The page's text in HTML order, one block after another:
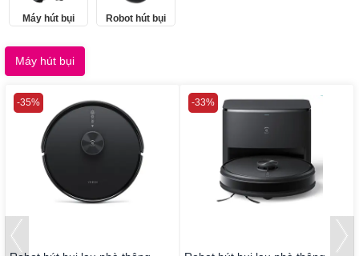
Máy hút bụi Robot hút bụi
Máy hút bụi
-35% -33%